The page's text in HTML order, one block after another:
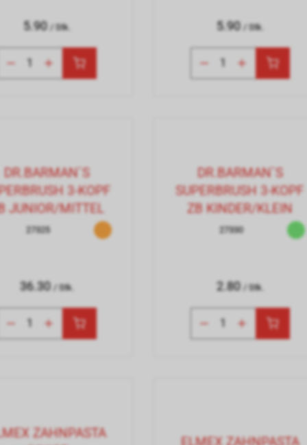
5.90 / Stk. 5.90 / Stk.
DR.BARMAN`S
3-KOPF
JUNIOR/MITTEL
27325
36.30 / Stk.
DR.BARMAN`S
SUPERBRUSH 3-KOPF
ZB KINDER/KLEIN
27330
2.80 / Stk.
ZAHNPASTA